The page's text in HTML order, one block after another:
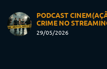
PODCAST
CRIME NO
29/05/2026